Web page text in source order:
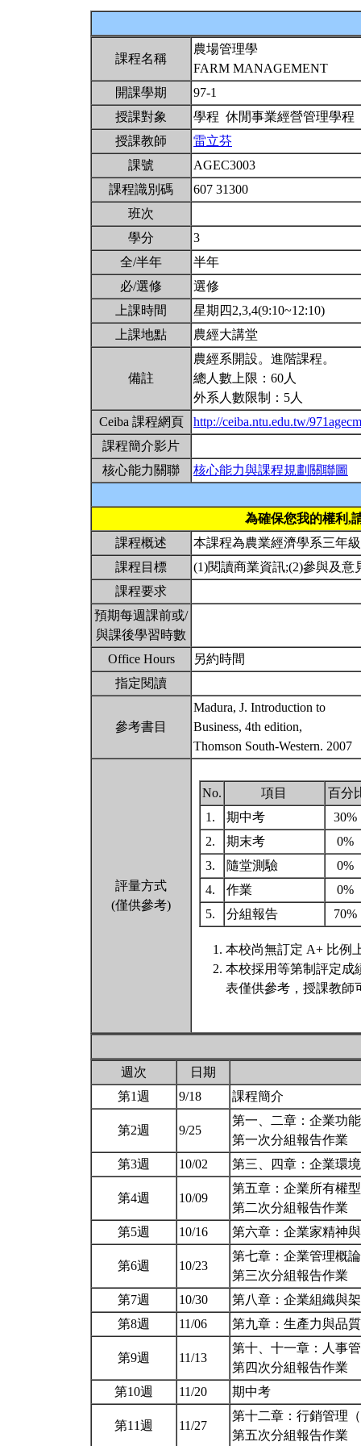
課程名稱
農場管理學
FARM MANAGEMENT
開課學期
97-1
授課對象
學程 休閒事業經營管理學程
授課教師
雷立芬
課號
AGEC3003
課程識別碼
607 31300
班次
學分
3
全/半年
半年
必/選修
選修
上課時間
星期四2,3,4(9:10~12:10)
上課地點
農經大講堂
備註
農經系開設。進階課程。
總人數上限：60人
外系人數限制：5人
Ceiba 課程網頁
http://ceiba.ntu.edu.tw/
課程簡介影片
核心能力關聯
核心能力與課程規劃關聯圖
為確保您我的權利,
課程概述
本課程為農業經濟學系三年
課程目標
(1)閱讀商業資訊;(2)參與及
課程要求
預期每週課前或/
與課後學習時數
Office Hours
另約時間
指定閱讀
參考書目
Madura, J. Introduction to
Business, 4th edition,
Thomson South-Western. 2007
評量方式
(僅供參考)
No. 項目
百分
1.
期中考
30%
2.
期末考
0%
3.
隨堂測驗
0%
4.
作業
0%
5.
分組報告 70%
本校尚無訂定 A+ 比例
本校採用等第制評定成
表僅供參考，授課教師
週次
日期
第1週
9/18 課程簡介
第2週 9/25
第一、二章：企業功
第一次分組報告作業
第3週
10/02 第三、四章：企業環
第4週 10/09
第五章：企業所有權
第二次分組報告作業
第5週
10/16 第六章：企業家精神
第6週 10/23
第七章：企業管理概論
第三次分組報告作業
第7週
10/30
第八章：企業組織與
第8週
11/06 第九章：生產力與品
第9週 11/13
第十、十一章：人事
第四次分組報告作業
第10週
11/20 期中考
第11週 11/27
第十二章：行銷管理
第五次分組報告作業